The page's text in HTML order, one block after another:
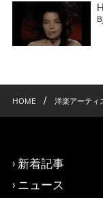
HOME / 洋楽アーティ
新着記事
ニュース